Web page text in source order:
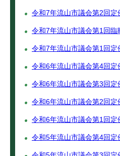
令和7年流山市議会第2回定
令和7年流山市議会第1回臨
令和7年流山市議会第1回定
令和6年流山市議会第4回定
令和6年流山市議会第3回定
令和6年流山市議会第2回定
令和6年流山市議会第1回定
令和5年流山市議会第4回定